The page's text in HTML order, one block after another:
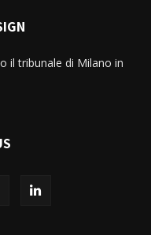
il tribunale di Milano in